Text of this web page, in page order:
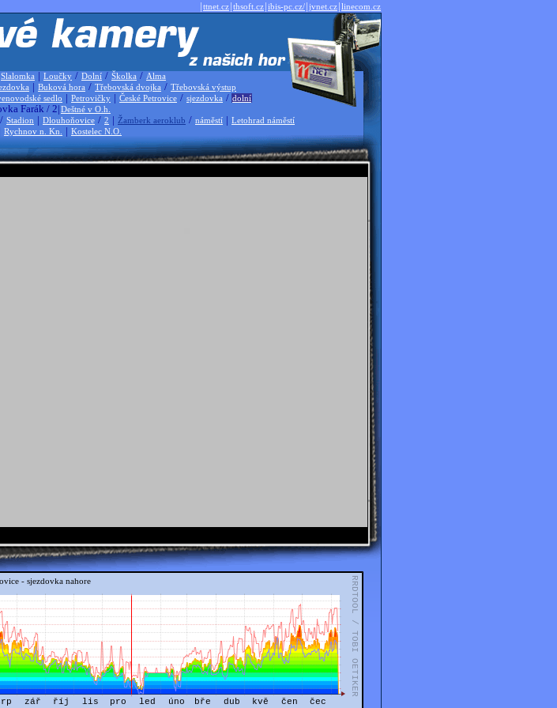
|ttnet.cz|thsoft.cz|ibis-pc.cz/|jvnet.cz|linecom.cz
Slalomka | Loučky / Dolní / Školka / Alma
| Buková hora / Třebovská dvojka / Třebovská výstup
sedlo | Petrovičky | České Petrovice / sjezdovka / dolní
Farák / 2|Deštné v O.h.
/ Stadion | Dlouhoňovice / 2 | Žamberk aeroklub / náměstí | Letohrad náměstí
Rychnov n. Kn. | Kostelec N.O.